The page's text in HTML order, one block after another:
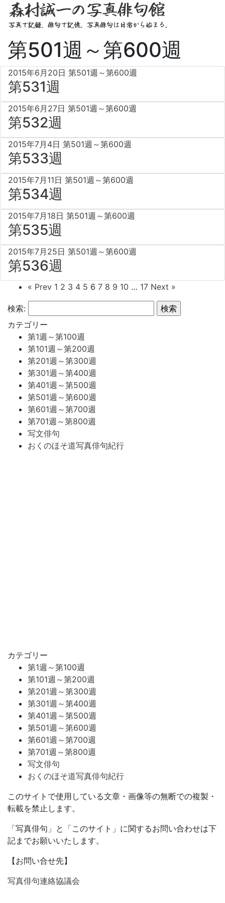
第501週～第600週
2015年6月20日 第501週～第600週
第531週
2015年6月27日 第501週～第600週
第532週
2015年7月4日 第501週～第600週
第533週
2015年7月11日 第501週～第600週
第534週
2015年7月18日 第501週～第600週
第535週
2015年7月25日 第501週～第600週
第536週
« Prev 1 2 3 4 5 6 7 8 9 10 … 17 Next »
検索:
カテゴリー
第1週～第100週
第101週～第200週
第201週～第300週
第301週～第400週
第401週～第500週
第501週～第600週
第601週～第700週
第701週～第800週
写文俳句
おくのほそ道写真俳句紀行
カテゴリー
第1週～第100週
第101週～第200週
第201週～第300週
第301週～第400週
第401週～第500週
第501週～第600週
第601週～第700週
第701週～第800週
写文俳句
おくのほそ道写真俳句紀行
このサイトで使用している文章・画像等の無断での複製・
転載を禁止します。
「写真俳句」と「このサイト」に関するお問い合わせは下
記までお願いいたします。
【お問い合せ先】
写真俳句連絡協議会